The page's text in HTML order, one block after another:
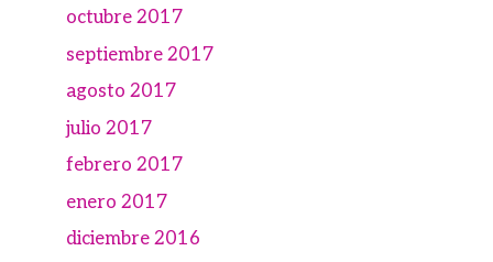
octubre 2017
septiembre 2017
agosto 2017
julio 2017
febrero 2017
enero 2017
diciembre 2016